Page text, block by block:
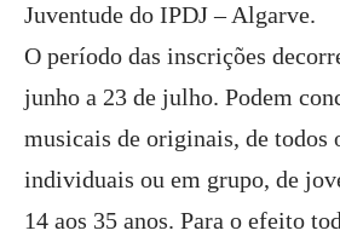
Juventude do IPDJ – Algarve.
O período das inscrições
junho a 23 de julho. Podem
musicais de originais, de todos
individuais ou em grupo, de
14 aos 35 anos. Para o efeito